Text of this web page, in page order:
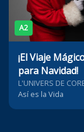
A2
¡El Viaje
para Navidad!
L'UNIVERS DE
Así es la Vida